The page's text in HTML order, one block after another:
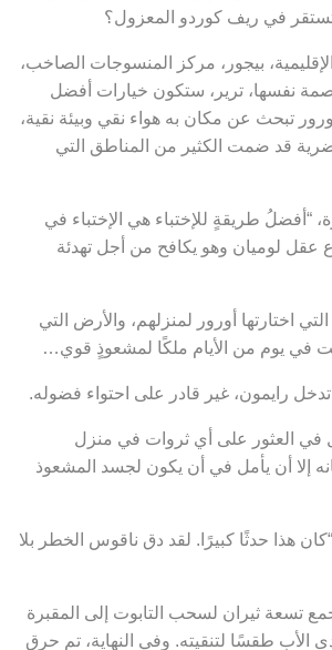
تستقر في ريف كوردو المعزول؟
بيجور، مركز المنسوجات الصاخب،
نفسها، ترير، ستكون خيارات أفضل
تبحث عن مكان به هواء نقي وبيئة نقية،
قد ضمت الكثير من المناطق التي
“أفضلُ طريقةٍ للإختباء هي الإختباء في
عقل لوميان وهو يكافح من أجل تهدئة
اختارتها أورور لمنزلهم، والأرض التي
في يوم من الأيام ملكًا لمشعوذٍ قوي…
رايمون، غير قادر على احتواء فضوله.
في العثور على أي ثروات في منزل
إلا أن يأمل في أن يكون لجسد المشعوذ
هذا حدثًا كبيرًا. لقد دق ناقوس الخطر بلا
تسعة ثيران لسحب التابوت إلى المقبرة
الأب طقسًا لتنقيته. وفي النهاية، تم حرق